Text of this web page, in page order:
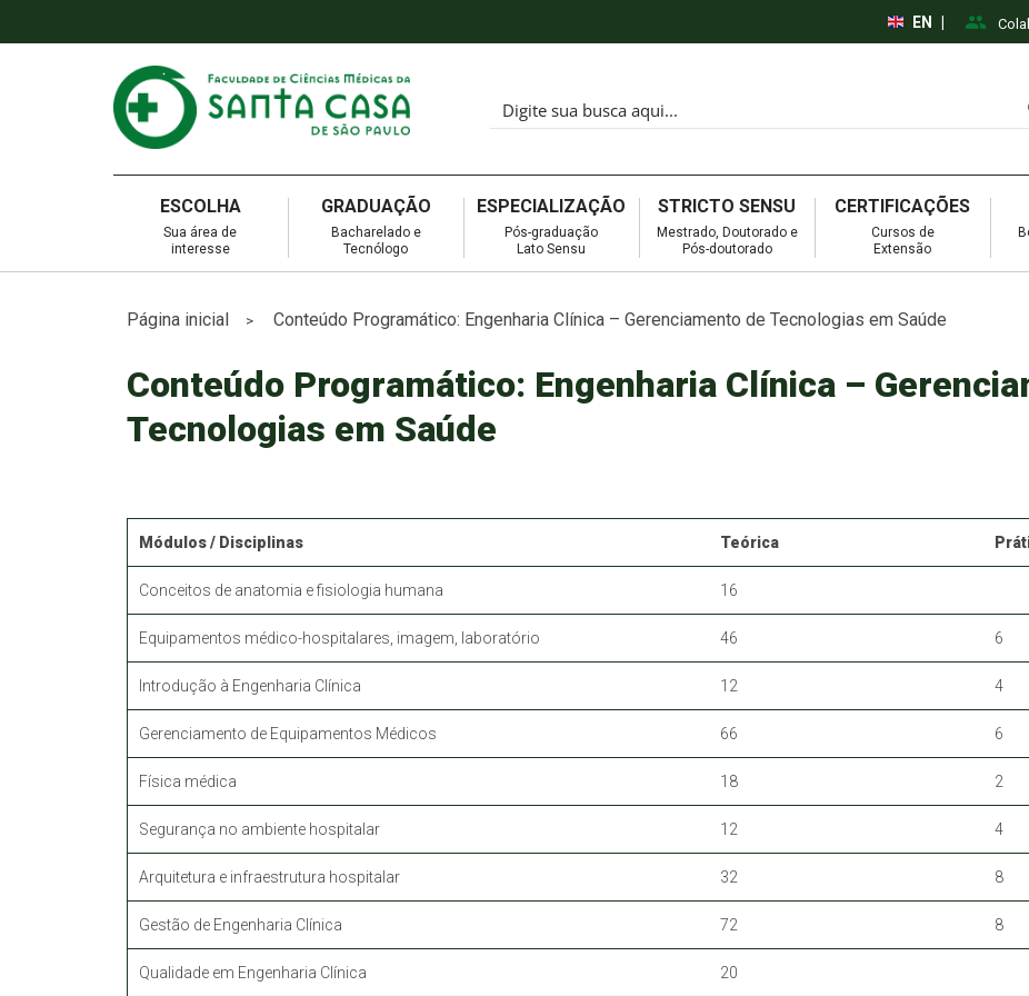
EN
ESCOLHA
Sua área de
interesse
GRADUAÇÃO
Bacharelado e
Tecnólogo
ESPECIALIZAÇÃO
Pós-graduação
Lato Sensu
STRICTO SENSU
Mestrado, Doutorado e
Pós-doutorado
CERTIFICAÇÕES
Cursos de
Extensão
Página inicial > Conteúdo Programático: Engenharia Clínica – Gerenciamento de Tecnologias em Saúde
Conteúdo Programático: Engenharia Clínica –
Tecnologias em Saúde
Módulos / Disciplinas Teórica
Conceitos de anatomia e fisiologia humana 16
Equipamentos médico-hospitalares, imagem, laboratório 46 6
Introdução à Engenharia Clínica 12 4
Gerenciamento de Equipamentos Médicos 66 6
Física médica 18 2
Segurança no ambiente hospitalar 12 4
Arquitetura e infraestrutura hospitalar 32 8
Gestão de Engenharia Clínica 72 8
Qualidade em Engenharia Clínica 20